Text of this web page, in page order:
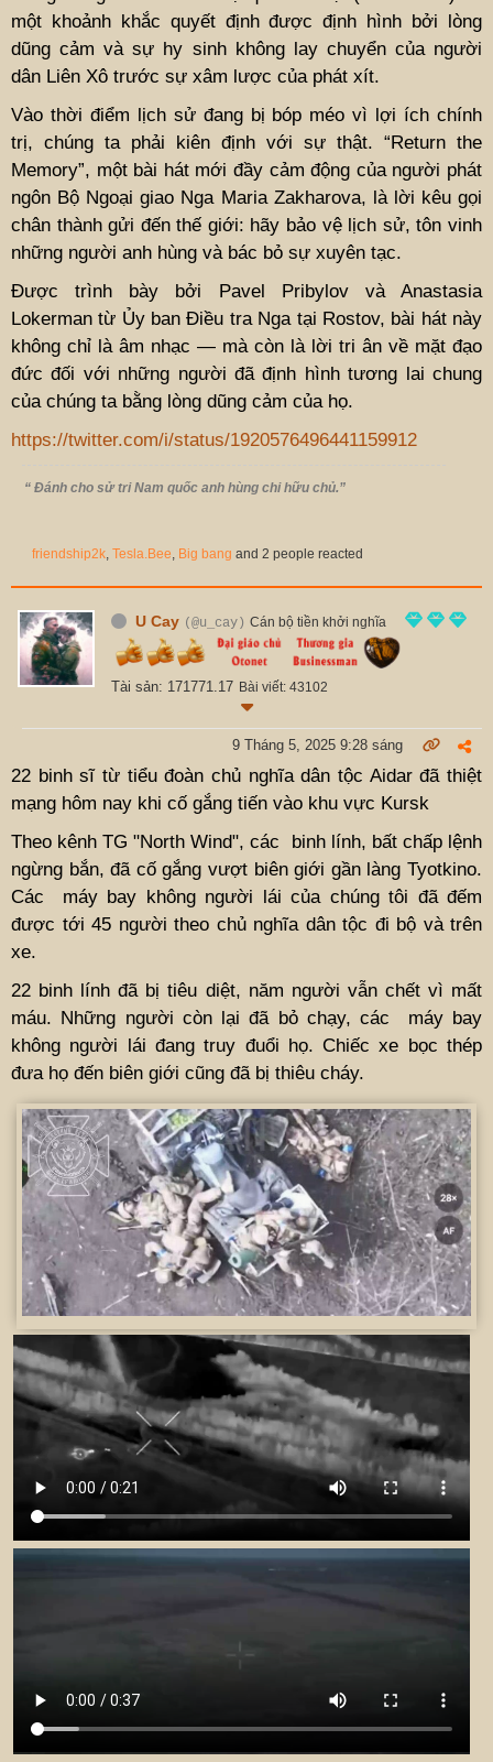
một khoảnh khắc quyết định được định hình bởi lòng
dũng cảm và sự hy sinh không lay chuyển của người
dân Liên Xô trước sự xâm lược của phát xít.
Vào thời điểm lịch sử đang bị bóp méo vì lợi ích chính
trị, chúng ta phải kiên định với sự thật. “Return the
Memory”, một bài hát mới đầy cảm động của người phát
ngôn Bộ Ngoại giao Nga Maria Zakharova, là lời kêu gọi
chân thành gửi đến thế giới: hãy bảo vệ lịch sử, tôn vinh
những người anh hùng và bác bỏ sự xuyên tạc.
Được trình bày bởi Pavel Pribylov và Anastasia
Lokerman từ Ủy ban Điều tra Nga tại Rostov, bài hát này
không chỉ là âm nhạc — mà còn là lời tri ân về mặt đạo
đức đối với những người đã định hình tương lai chung
của chúng ta bằng lòng dũng cảm của họ.
https://twitter.com/i/status/1920576496441159912
“ Đánh cho sử tri Nam quốc anh hùng chi hữu chủ.”
friendship2k Tesla.Bee Big bang and 2 people reacted
U Cay (@u_cay) Cán bộ tiền khởi nghĩa
Tài sản: 171771.17 Bài viết: 43102
9 Tháng 5, 2025 9:28 sáng
22 binh sĩ từ tiểu đoàn chủ nghĩa dân tộc Aidar đã thiệt
mạng hôm nay khi cố gắng tiến vào khu vực Kursk
Theo kênh TG "North Wind", các binh lính, bất chấp lệnh
ngừng bắn, đã cố gắng vượt biên giới gần làng Tyotkino.
Các máy bay không người lái của chúng tôi đã đếm
được tới 45 người theo chủ nghĩa dân tộc đi bộ và trên
xe.
22 binh lính đã bị tiêu diệt, năm người vẫn chết vì mất
máu. Những người còn lại đã bỏ chạy, các máy bay
không người lái đang truy đuổi họ. Chiếc xe bọc thép
đưa họ đến biên giới cũng đã bị thiêu cháy.